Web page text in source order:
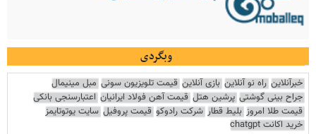
وبگردی
خبرآنلاین راه نو آنلاین بازی آنلاین قیمت تلویزیون سونی مبل مینیمال
جراح بینی گوشتی پرشین هتل قیمت آهن فولاد ایرانیان اعتبارسنجی بانکی
قیمت طلا امروز بلیط قطار شرکت رادوکو قیمت پروفیل سایت یوتوتایمز
خرید اکانت chatgpt